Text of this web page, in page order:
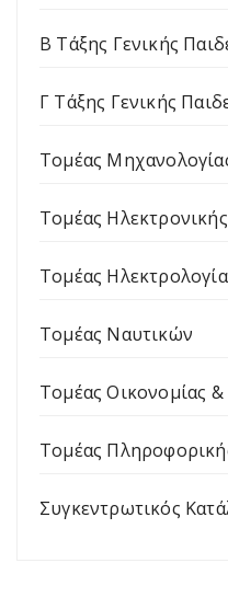
Β Τάξης Γενικής
Γ Τάξης Γενικής
Τομέας
Τομέας Ηλεκτρονικής
Τομέας
Τομέας Ναυτικών
Τομέας Οικονομίας
Τομέας
Συγκεντρωτικός